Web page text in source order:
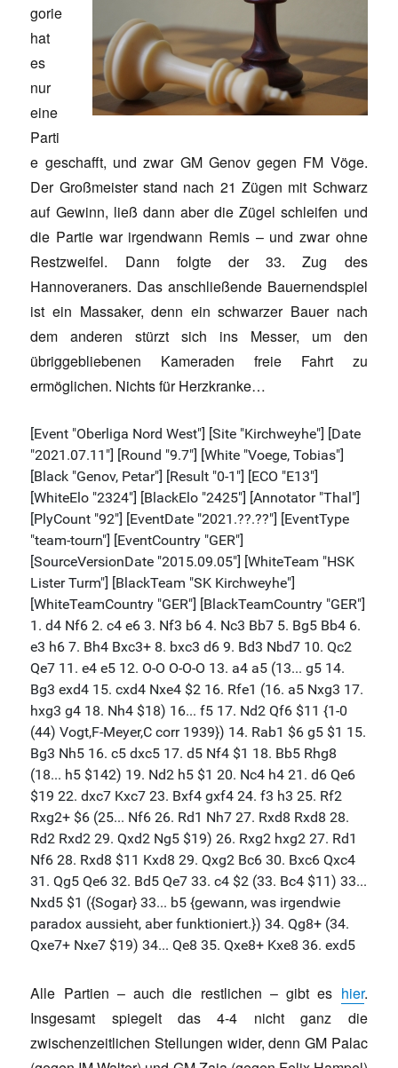
gorie
hat
es
nur
eine
Parti
e geschafft, und zwar GM Genov gegen FM Vöge.
Der Großmeister stand nach 21 Zügen mit Schwarz
auf Gewinn, ließ dann aber die Zügel schleifen und
die Partie war irgendwann Remis – und zwar ohne
Restzweifel. Dann folgte der 33. Zug des
Hannoveraners. Das anschließende Bauernendspiel
ist ein Massaker, denn ein schwarzer Bauer nach
dem anderen stürzt sich ins Messer, um den
übriggebliebenen Kameraden freie Fahrt zu
ermöglichen. Nichts für Herzkranke…
Alle Partien – auch die restlichen – gibt es hier.
Insgesamt spiegelt das 4-4 nicht ganz die
zwischenzeitlichen Stellungen wider, denn GM Palac